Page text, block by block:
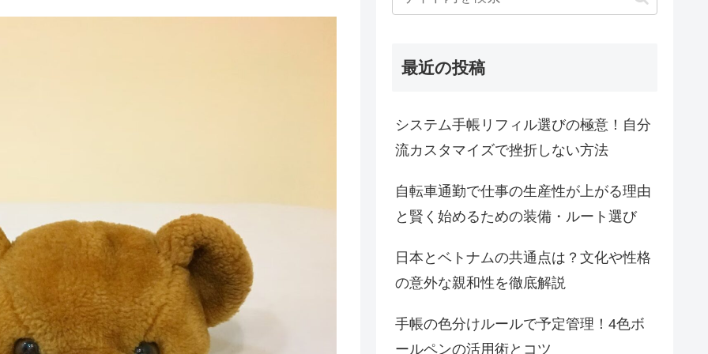
最近の投稿
システム手帳リフィル選びの極意！自分
流カスタマイズで挫折しない方法
自転車通勤で仕事の生産性が上がる理由
と賢く始めるための装備・ルート選び
日本とベトナムの共通点は？文化や性格
の意外な親和性を徹底解説
手帳の色分けルールで予定管理！4色ボ
ールペンの活用術とコツ